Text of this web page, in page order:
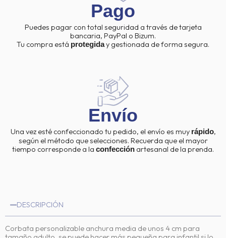
Pago
Puedes pagar con total seguridad a través de tarjeta
bancaria, PayPal o Bizum.
Tu compra está protegiday gestionada de forma segura.
Envío
Una vez esté confeccionado tu pedido, el envío es muy rápido,
según el método que selecciones. Recuerda que el mayor
tiempo corresponde a la confección artesanal de la prenda.
DESCRIPCIÓN
Corbata personalizable anchura media de unos 4 cm para